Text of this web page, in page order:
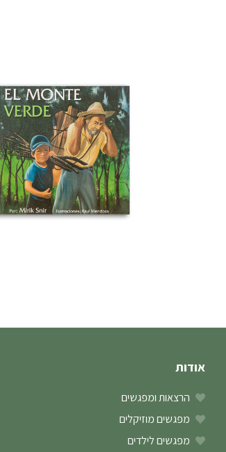
אודות
הרצאות ומפגשים
מפגשים מוזיקלים
מפגשים לילדים